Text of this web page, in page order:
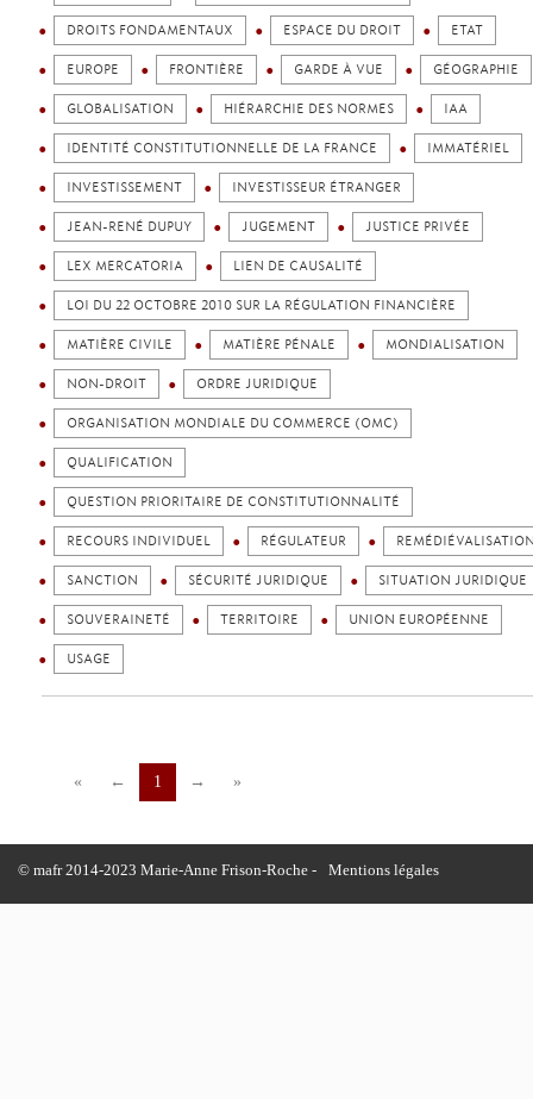
DROITS FONDAMENTAUX ESPACE DU DROIT ETAT
EUROPE FRONTIÈRE GARDE À VUE GÉOGRAPHIE
GLOBALISATION HIÉRARCHIE DES NORMES IAA
IDENTITÉ CONSTITUTIONNELLE DE LA FRANCE IMMATÉRIEL
INVESTISSEMENT INVESTISSEUR ÉTRANGER
JEAN-RENÉ DUPUY JUGEMENT JUSTICE PRIVÉE
LEX MERCATORIA LIEN DE CAUSALITÉ
LOI DU 22 OCTOBRE 2010 SUR LA RÉGULATION FINANCIÈRE
MATIÈRE CIVILE MATIÈRE PÉNALE MONDIALISATION
NON-DROIT ORDRE JURIDIQUE
ORGANISATION MONDIALE DU COMMERCE (OMC)
QUALIFICATION
QUESTION PRIORITAIRE DE CONSTITUTIONNALITÉ
RECOURS INDIVIDUEL RÉGULATEUR
SANCTION SÉCURITÉ JURIDIQUE SITUATION JURIDIQUE
SOUVERAINETÉ TERRITOIRE UNION EUROPÉENNE
USAGE
« ← 1 → »
© mafr 2014-2023 Marie-Anne Frison-Roche - Mentions légales